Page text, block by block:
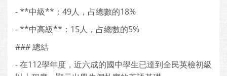
- **中級**：49人，占總數的18%
- **中高級**：15人，占總數的5%
### 總結
- 在112學年度，近六成的國中學生已達到全民英檢初級